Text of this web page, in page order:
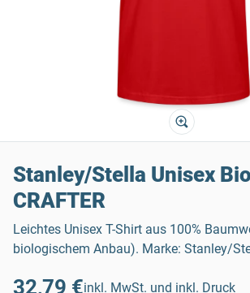
Stanley/Stella Unisex
CRAFTER
Leichtes Unisex T-Shirt aus 100%
biologischem Anbau). Marke: Stanley/
32,79 €inkl. MwSt. und inkl. Druck